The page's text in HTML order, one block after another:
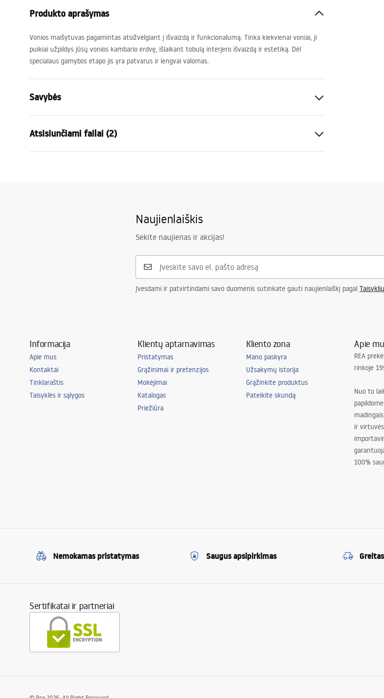
Produkto aprašymas
Vonios maišytuvas pagamintas atsižvelgiant į išvaizdą ir funkcionalumą. Tinka kiekvienai voniai, ji
puikiai užpildys jūsų vonios kambario erdvę, išlaikant tobulą interjero išvaizdą ir estetiką. Dėl
specialaus gamybos etapo jis yra patvarus ir lengvai valomas.
Savybės
Montavimo būdas
Spalva
Auksas
105mm
PVD
150mm
5 lat
Atsisiunčiami failai (2)
Naujienlaiškis
Sekite naujienas ir akcijas!
Įvesdami ir patvirtindami savo duomenis sutinkate gauti naujienlaiškį pagal Taisyklių
Informacija
Apie mus
Kontaktai
Tinklaraštis
Taisyklės ir sąlygos
Klientų aptarnavimas
Pristatymas
Grąžinimai ir pretenzijos
Mokėjimai
Katalogas
Priežiūra
Kliento zona
Mano paskyra
Užsakymų istorija
Grąžinkite produktus
Pateikite skundą
Apie
REA
rinkoje
Nuo to
ir
100%
Nemokamas pristatymas Saugus apsipirkimas
Sertifikatai ir partneriai